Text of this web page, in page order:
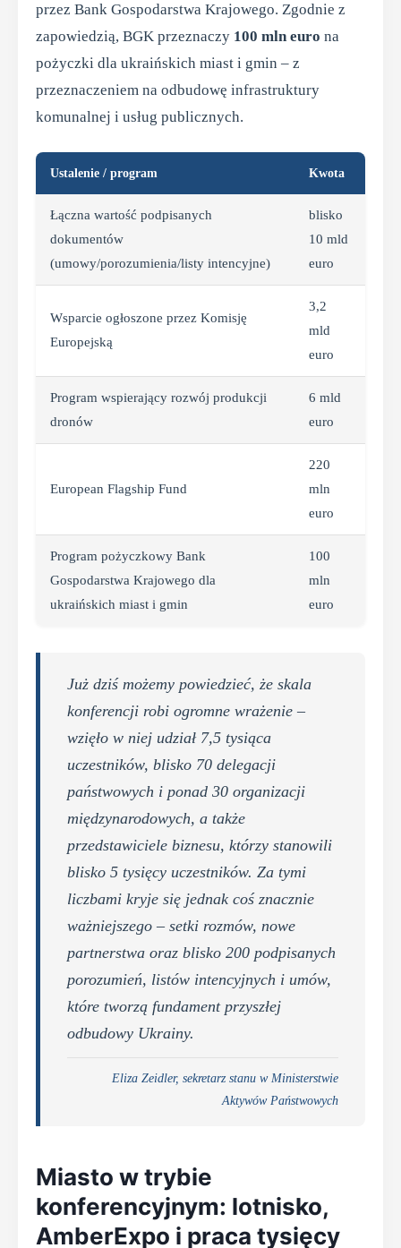
przez Bank Gospodarstwa Krajowego. Zgodnie z
zapowiedzią, BGK przeznaczy 100 mln euro na
pożyczki dla ukraińskich miast i gmin – z
przeznaczeniem na odbudowę infrastruktury
komunalnej i usług publicznych.
Ustalenie / program Kwota
Łączna wartość podpisanych
dokumentów
(umowy/porozumienia/listy intencyjne)
blisko
10 mld
euro
Wsparcie ogłoszone przez Komisję
Europejską
3,2
mld
euro
Program wspierający rozwój produkcji
dronów
6 mld
euro
European Flagship Fund
220
mln
euro
Program pożyczkowy Bank
Gospodarstwa Krajowego dla
ukraińskich miast i gmin
100
mln
euro
Już dziś możemy powiedzieć, że skala
konferencji robi ogromne wrażenie –
wzięło w niej udział 7,5 tysiąca
uczestników, blisko 70 delegacji
państwowych i ponad 30 organizacji
międzynarodowych, a także
przedstawiciele biznesu, którzy stanowili
blisko 5 tysięcy uczestników. Za tymi
liczbami kryje się jednak coś znacznie
ważniejszego – setki rozmów, nowe
partnerstwa oraz blisko 200 podpisanych
porozumień, listów intencyjnych i umów,
które tworzą fundament przyszłej
odbudowy Ukrainy.
Eliza Zeidler, sekretarz stanu w Ministerstwie
Aktywów Państwowych
Miasto w trybie
konferencyjnym: lotnisko,
AmberExpo i praca tysięcy